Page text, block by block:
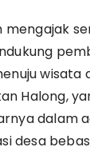
mengajak
wisata
Halong,
dalam
desa